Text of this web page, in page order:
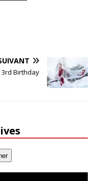
3rd Birthday